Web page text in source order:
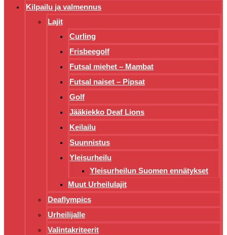
Kilpailu ja valmennus
Lajit
Curling
Frisbeegolf
Futsal miehet – Mambat
Futsal naiset – Pipsat
Golf
Jääkiekko Deaf Lions
Keilailu
Suunnistus
Yleisurheilu
Yleisurheilun Suomen ennätykset
Muut Urheilulajit
Deaflympics
Urheilijalle
Valintakriteerit